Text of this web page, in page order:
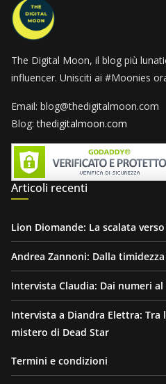
The Digital Moon, il blog più
influencer. Unisciti ai #Moonies
Email: blog@thedigitalmoon.com
Blog:thedigitalmoon.com
Articoli recenti
Lion Diomande: La scalata
Andrea Zannoni: Dalla
Intervista Claudia: Dai numeri al
Intervista a Diandra Elettra:
mistero di Dead Star
Termini e condizioni